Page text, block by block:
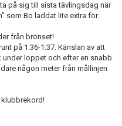
på sig till sista tävlingsdag när
som Bo laddat lite extra för.
från bronset!
på 1:36-1:37. Känslan av att
under loppet och efter en snabb
någon meter från mållinjen
klubbrekord!